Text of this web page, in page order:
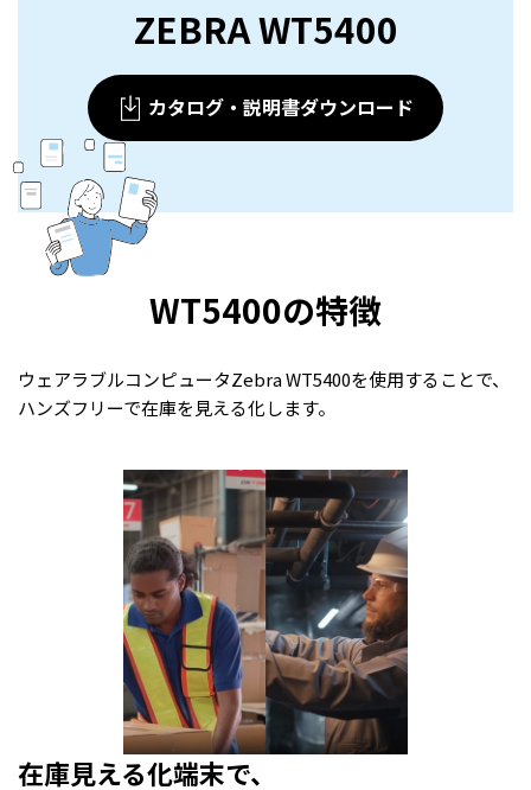
ZEBRA WT5400
カタログ・説明書ダウンロード
WT5400の特徴
ウェアラブルコンピュータZebraWT5400を使用することで、
ハンズフリーで在庫を見える化します。
在庫見える化端末で、